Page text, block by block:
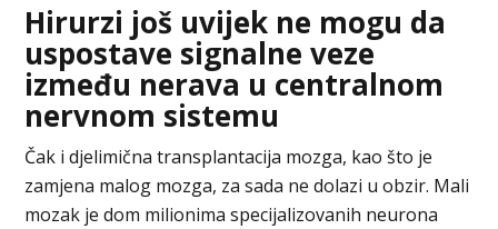
Hirurzi još uvijek ne mogu da
uspostave signalne veze
između nerava u centralnom
nervnom sistemu
Čak i djelimična transplantacija mozga, kao što je
zamjena malog mozga, za sada ne dolazi u obzir. Mali
mozak je dom milionima specijalizovanih neurona